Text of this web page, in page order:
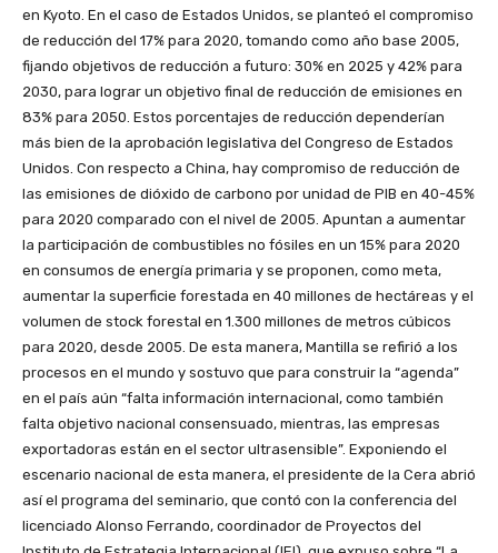
en Kyoto. En el caso de Estados Unidos, se planteó el compromiso
de reducción del 17% para 2020, tomando como año base 2005,
fijando objetivos de reducción a futuro: 30% en 2025 y 42% para
2030, para lograr un objetivo final de reducción de emisiones en
83% para 2050. Estos porcentajes de reducción dependerían
más bien de la aprobación legislativa del Congreso de Estados
Unidos. Con respecto a China, hay compromiso de reducción de
las emisiones de dióxido de carbono por unidad de PIB en 40-45%
para 2020 comparado con el nivel de 2005. Apuntan a aumentar
la participación de combustibles no fósiles en un 15% para 2020
en consumos de energía primaria y se proponen, como meta,
aumentar la superficie forestada en 40 millones de hectáreas y el
volumen de stock forestal en 1.300 millones de metros cúbicos
para 2020, desde 2005. De esta manera, Mantilla se refirió a los
procesos en el mundo y sostuvo que para construir la “agenda”
en el país aún “falta información internacional, como también
falta objetivo nacional consensuado, mientras, las empresas
exportadoras están en el sector ultrasensible”. Exponiendo el
escenario nacional de esta manera, el presidente de la Cera abrió
así el programa del seminario, que contó con la conferencia del
licenciado Alonso Ferrando, coordinador de Proyectos del